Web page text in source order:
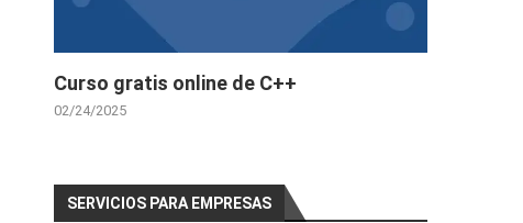
Curso gratis online de C++
02/24/2025
SERVICIOS PARA EMPRESAS